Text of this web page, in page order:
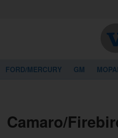
FORD/MERCURY GM
Camaro/